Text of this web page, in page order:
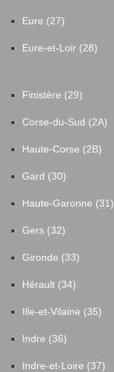
Eure (27)
Eure-et-Loir (28)
Finistère (29)
Corse-du-Sud (2A)
Haute-Corse (2B)
Gard (30)
Haute-Garonne (31)
Gers (32)
Gironde (33)
Hérault (34)
Ille-et-Vilaine (35)
Indre (36)
Indre-et-Loire (37)